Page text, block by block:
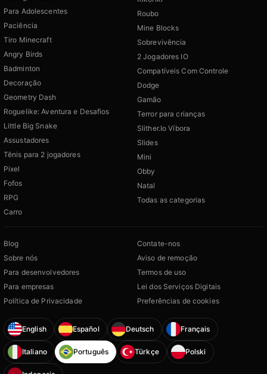
Para Adolescentes
Paciência
Tiro Minecraft
Angry Birds
Badminton
Decoração
Geometry Dash
Roguelike: Aventura e Desafios
Little Big Snake
Assustadores
Tênis para 2 jogadores
Pixel
Fofos
RPG
Carro
Roubo
Mine Blocks
Sobrevivência
2 Jogadores IO
Compatíveis Com Controle
Dodge
Gamão
Terror para crianças
Slither.Io Víbora
Slides
Mini
Obby
Natal
Todas as categorias
Blog
Sobre nós
Para desenvolvedores
Para empresas
Política de Privacidade
Contate-nos
Aviso de remoção
Termos de uso
Lei dos Serviços Digitais
Preferências de cookies
English Español Deutsch Français
Italiano Português Türkçe Polski